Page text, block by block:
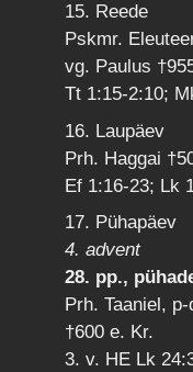
15. Reede
Pskmr.
vg. Paulus
Tt 1:15-2:10;
16. Laupäev
Prh. Haggai
Ef 1:16-23; Lk
17. Pühapäev
4. advent
28. pp.,
Prh. Taaniel,
†600 e. Kr.
3. v. HE Lk